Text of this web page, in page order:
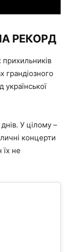
РЕКОРД
прихильників
грандіозного
української
У цілому –
концерти
їх не